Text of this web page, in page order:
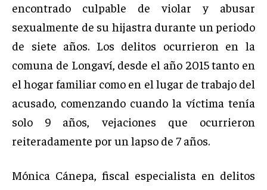
encontrado culpable de violar y abusar
sexualmente de su hijastra durante un periodo
de siete años. Los delitos ocurrieron en la
comuna de Longaví, desde el año 2015 tanto en
el hogar familiar como en el lugar de trabajo del
acusado, comenzando cuando la víctima tenía
solo 9 años, vejaciones que ocurrieron
reiteradamente por un lapso de 7 años.
Mónica Cánepa, fiscal especialista en delitos